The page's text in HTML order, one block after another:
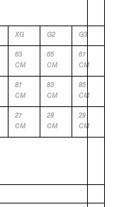
XG G2 G3
63
CM
65
CM
67
CM
81
CM
83
CM
85
CM
27
CM
28
CM
29
CM